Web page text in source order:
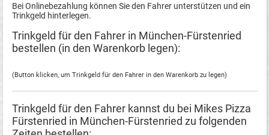
Bei Onlinebezahlung können Sie den Fahrer unterstützen und ein
Trinkgeld hinterlegen.
Trinkgeld für den Fahrer in München-Fürstenried
bestellen (in den Warenkorb legen):
(Button klicken, um Trinkgeld für den Fahrer in den Warenkorb zu legen)
Trinkgeld für den Fahrer kannst du bei Mikes Pizza
Fürstenried in München-Fürstenried zu folgenden